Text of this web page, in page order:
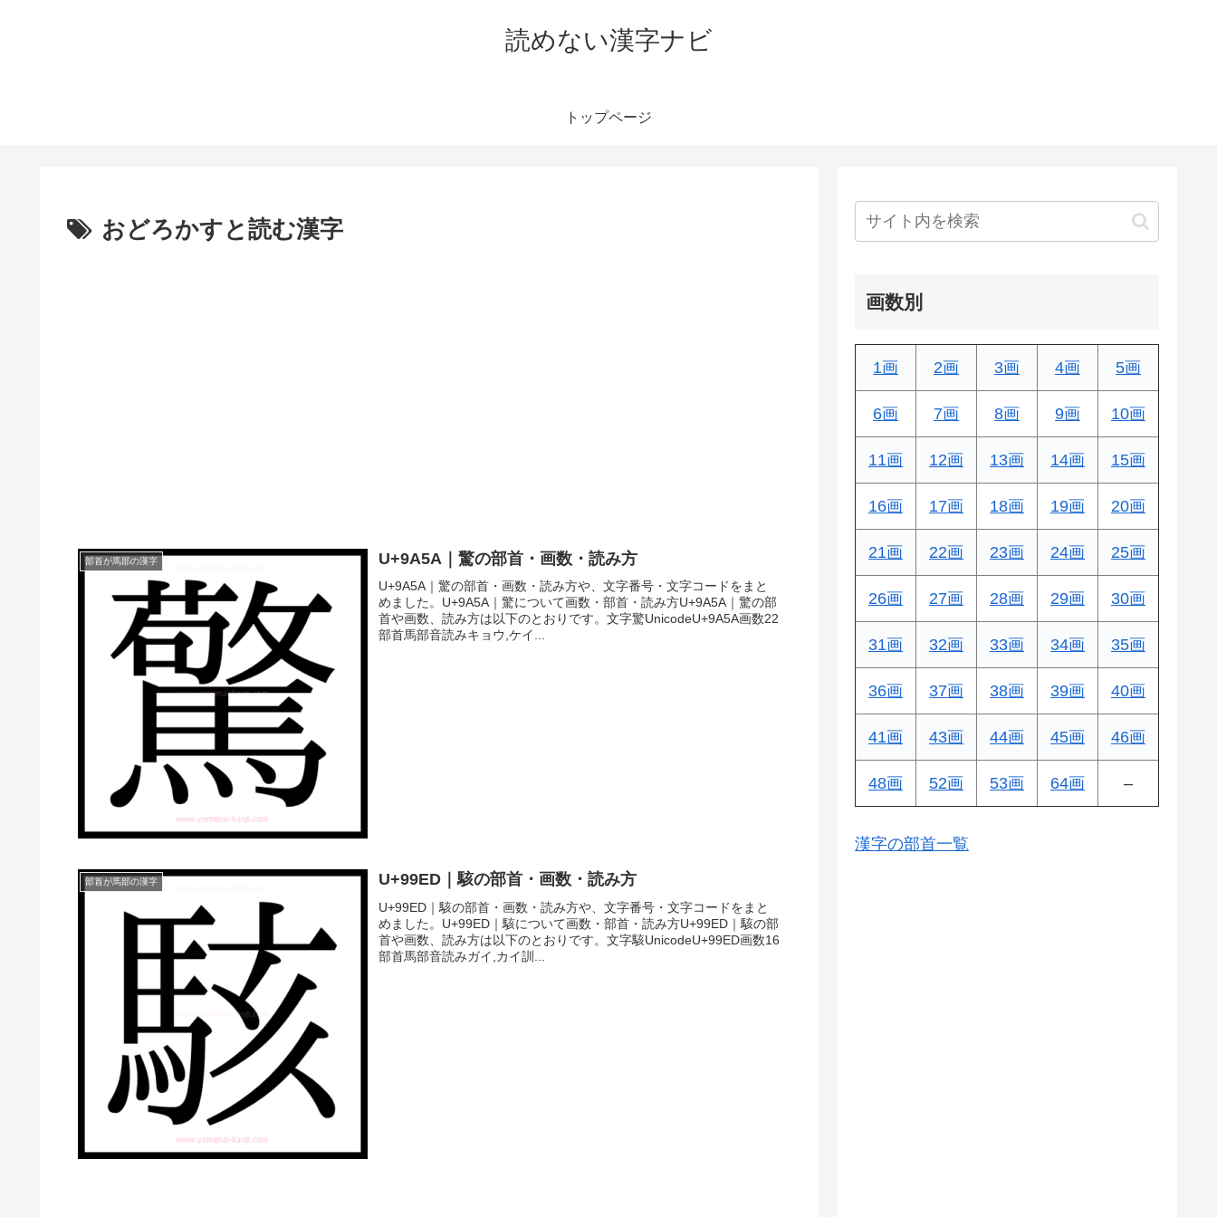
読めない漢字ナビ
トップページ
おどろかすと読む漢字
部首が馬部の漢字 U+9A5A｜驚の部首・画数・読み方
U+9A5A｜驚の部首・画数・読み方や、文字番号・文字コードをまと
めました。U+9A5A｜驚について画数・部首・読み方U+9A5A｜驚の部
首や画数、読み方は以下のとおりです。文字驚UnicodeU+9A5A画数22
部首馬部音読みキョウ,ケイ...
部首が馬部の漢字 U+99ED｜駭の部首・画数・読み方
U+99ED｜駭の部首・画数・読み方や、文字番号・文字コードをまと
めました。U+99ED｜駭について画数・部首・読み方U+99ED｜駭の部
首や画数、読み方は以下のとおりです。文字駭UnicodeU+99ED画数16
部首馬部音読みガイ,カイ訓...
画数別
1画 2画 3画 4画 5画
6画 7画 8画 9画 10画
11画 12画 13画 14画 15画
16画 17画 18画 19画 20画
21画 22画 23画 24画 25画
26画 27画 28画 29画 30画
31画 32画 33画 34画 35画
36画 37画 38画 39画 40画
41画 43画 44画 45画 46画
48画 52画 53画 64画 –
漢字の部首一覧